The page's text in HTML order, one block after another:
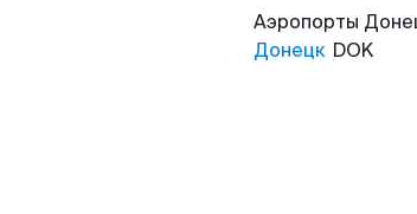
Аэропорты
Донецк DOK